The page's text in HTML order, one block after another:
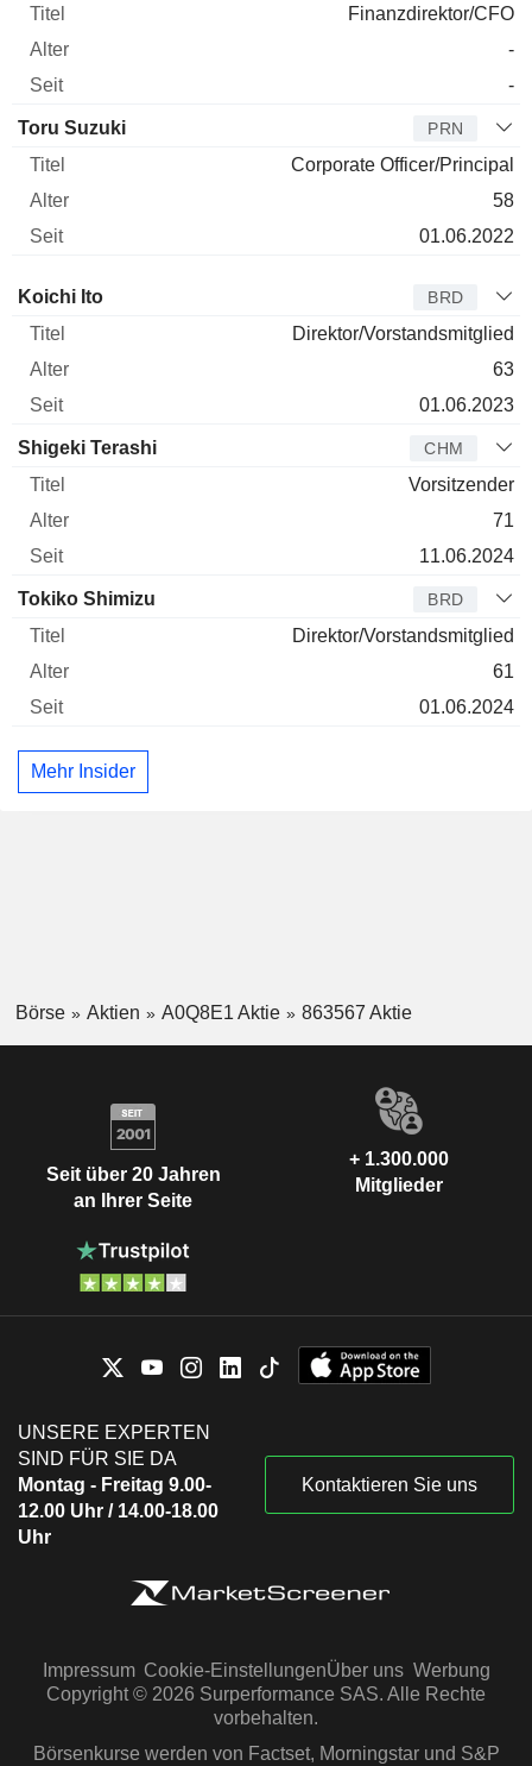
Finanzdirektor/CFO
-
-
Toru Suzuki PRN
Corporate Officer/Principal
58
01.06.2022
Verwaltungsratsmitglied
Koichi Ito BRD
Direktor/Vorstandsmitglied
63
01.06.2023
Shigeki Terashi CHM
Vorsitzender
71
11.06.2024
Tokiko Shimizu BRD
Direktor/Vorstandsmitglied
61
01.06.2024
Mehr Insider
Börse Aktien A0Q8E1 Aktie 863567 Aktie
Seit über 20 Jahren
an Ihrer Seite
+ 1.300.000
Mitglieder
UNSERE EXPERTEN
SIND FÜR SIE DA
Montag - Freitag 9.00-
12.00 Uhr / 14.00-18.00
Uhr
Kontaktieren Sie uns
Impressum Cookie-EinstellungenÜber uns Werbung
Copyright © 2026 Surperformance SAS. Alle Rechte
vorbehalten.
Börsenkurse werden von Factset, Morningstar und S&P